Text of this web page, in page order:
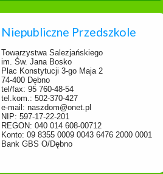
Niepubliczne Przedszkole
Towarzystwa Salezjańskiego
im. Św. Jana Bosko
Plac Konstytucji 3-go Maja 2
74-400 Dębno
tel/fax: 95 760-48-54
tel.kom.: 502-370-427
e-mail: naszdom@onet.pl
NIP: 597-17-22-201
REGON: 040 014 608-00712
Konto: 09 8355 0009 0043 6476 2000 0001
Bank GBS O/Dębno